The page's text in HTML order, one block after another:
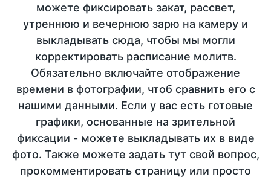
можете фиксировать закат, рассвет,
утреннюю и вечернюю зарю на камеру и
выкладывать сюда, чтобы мы могли
корректировать расписание молитв.
Обязательно включайте отображение
времени в фотографии, чтоб сравнить его с
нашими данными. Если у вас есть готовые
графики, основанные на зрительной
фиксации - можете выкладывать их в виде
фото. Также можете задать тут свой вопрос,
прокомментировать страницу или просто